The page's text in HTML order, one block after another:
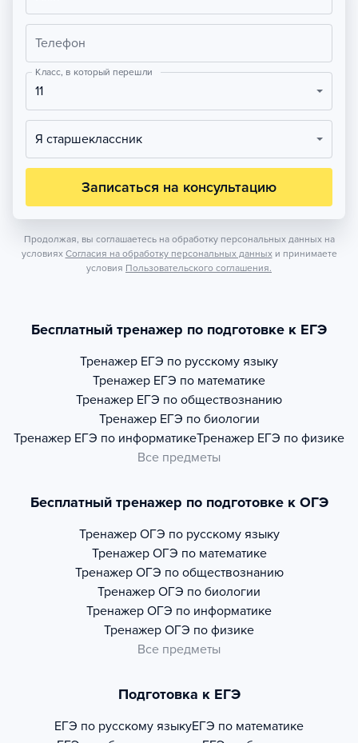
Телефон
Класс, в который перешли
11
Я старшеклассник
Записаться на консультацию
Продолжая, вы соглашаетесь на обработку персональных данных на
условиях Согласия на обработку персональных данных и принимаете
условия Пользовательского соглашения.
Бесплатный тренажер по подготовке к ЕГЭ
Тренажер ЕГЭ по русскому языку
Тренажер ЕГЭ по математике
Тренажер ЕГЭ по обществознанию
Тренажер ЕГЭ по биологии
Тренажер ЕГЭ по информатикеТренажер ЕГЭ по физике
Все предметы
Бесплатный тренажер по подготовке к ОГЭ
Тренажер ОГЭ по русскому языку
Тренажер ОГЭ по математике
Тренажер ОГЭ по обществознанию
Тренажер ОГЭ по биологии
Тренажер ОГЭ по информатике
Тренажер ОГЭ по физике
Все предметы
Подготовка к ЕГЭ
ЕГЭ по русскому языкуЕГЭ по математике